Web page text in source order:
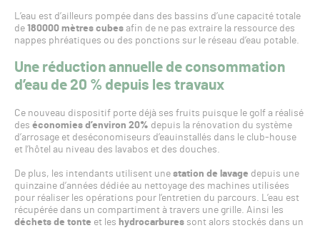
L’eau est d’ailleurs pompée dans des bassins d’une capacité totale
de 180000 mètres cubesafin de ne pas extraire la ressource des
nappes phréatiques ou des ponctions sur le réseau d’eau potable.
Une réduction annuelle de consommation
d’eau de 20 % depuis les travaux
Ce nouveau dispositif porte déjà ses fruits puisque le golf a réalisé
des économies d’environ 20% depuis la rénovation du système
d’arrosage et deséconomiseurs d’eauinstallés dans le club-house
et l’hôtel au niveau des lavabos et des douches.
De plus, les intendants utilisent une station de lavage depuis une
quinzaine d’années dédiée au nettoyage des machines utilisées
pour réaliser les opérations pour l’entretien du parcours. L’eau est
récupérée dans un compartiment à travers une grille. Ainsi les
déchets de tonte et les hydrocarburessont alors stockés dans un